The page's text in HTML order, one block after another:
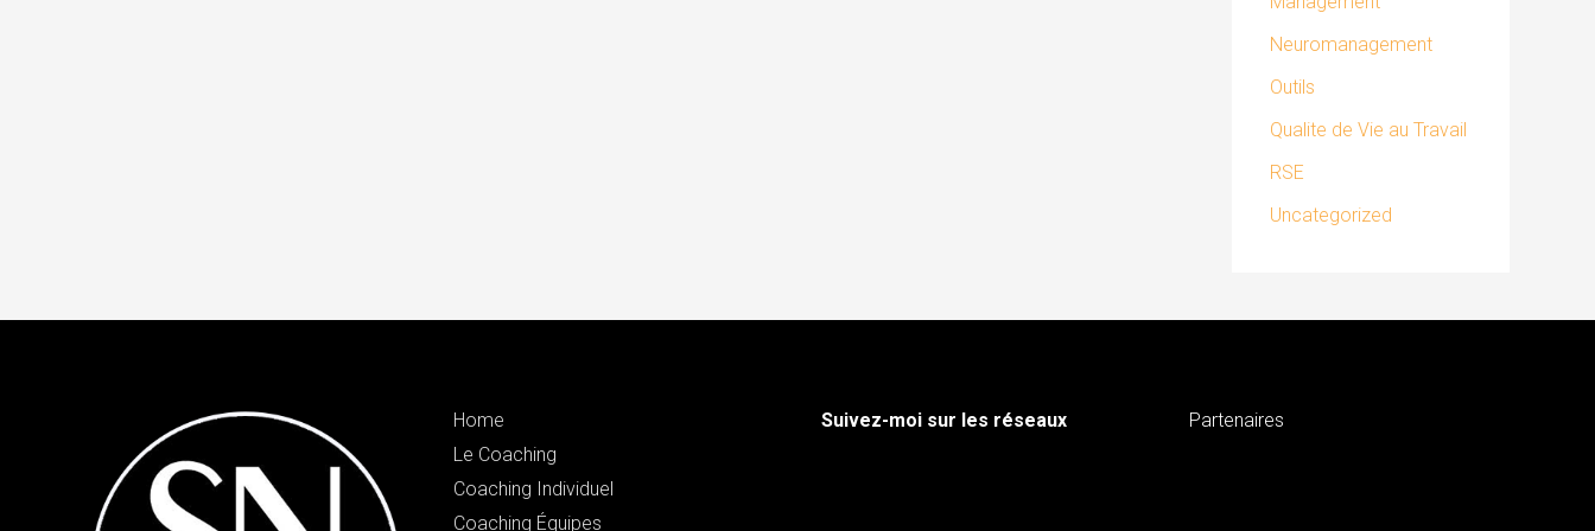
Neuromanagement
Outils
Qualite de Vie au Travail
RSE
Uncategorized
Home
Le Coaching
Coaching Individuel
Coaching Équipes
Suivez-moi sur les réseaux Partenaires